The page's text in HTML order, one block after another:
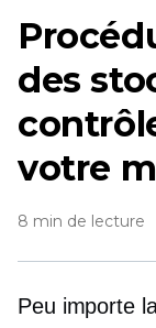
des
votre
8 min de lecture
Peu importe